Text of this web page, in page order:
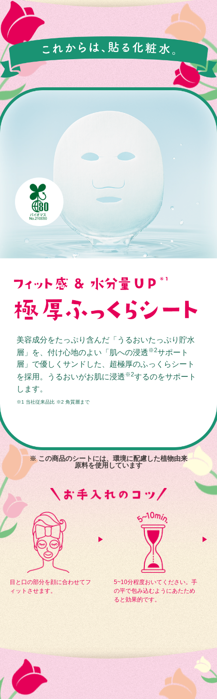
美容成分をたっぷり含んだ「うるおいたっぷり貯水
層」を、付け心地のよい「肌への浸透※2サポート
層」で優しくサンドした、超極厚のふっくらシート
を採用。うるおいがお肌に浸透※2するのをサポート
します。
※1 当社従来品比 ※2 角質層まで
※ この商品のシートには、環境に配慮した植物由来
原料を使用しています
目と口の部分を顔に合わせてフ
ィットさせます。
5~10分程度おいてください。手
の平で包み込むようにあたため
ると効果的です。